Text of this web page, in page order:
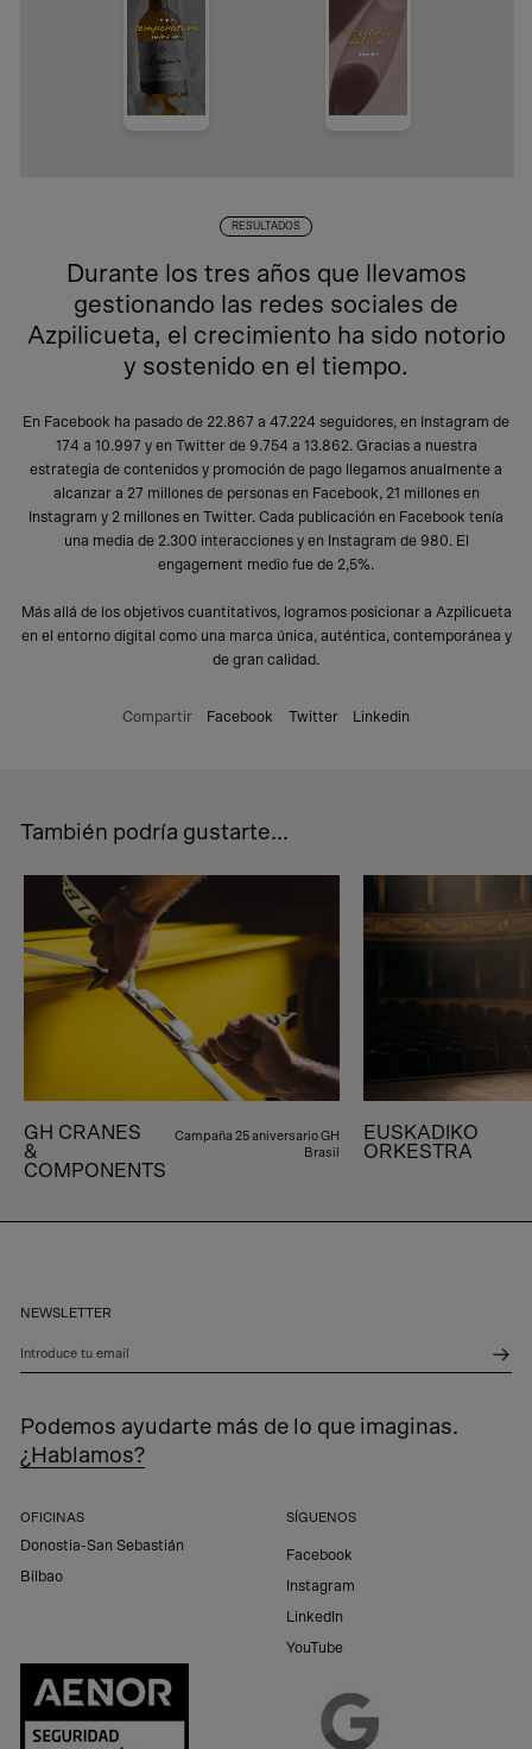
RESULTADOS
Durante los tres años que llevamos
gestionando las redes sociales de
Azpilicueta, el crecimiento ha sido notorio
y sostenido en el tiempo.
En Facebook ha pasado de 22.867 a 47.224 seguidores, en Instagram de
174 a 10.997 y en Twitter de 9.754 a 13.862. Gracias a nuestra
estrategia de contenidos y promoción de pago llegamos anualmente a
alcanzar a 27 millones de personas en Facebook, 21 millones en
Instagram y 2 millones en Twitter. Cada publicación en Facebook tenía
una media de 2.300 interacciones y en Instagram de 980. El
engagement medio fue de 2,5%.
Más allá de los objetivos cuantitativos, logramos posicionar a Azpilicueta
en el entorno digital como una marca única, auténtica, contemporánea y
de gran calidad.
Compartir Facebook Twitter Linkedin
También podría gustarte...
GH CRANES
&
COMPONENTS
Campaña 25 aniversario GH
Brasil
EUSKADIKO
ORKESTRA
NEWSLETTER
Introduce tu email
Podemos ayudarte más de lo que imaginas.
¿Hablamos?
OFICINAS
Donostia-San Sebastián
Bilbao
SÍGUENOS
Facebook
Instagram
LinkedIn
YouTube